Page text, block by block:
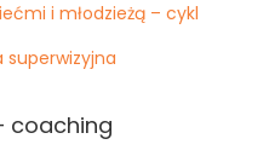
i młodzieżą – cykl
coaching